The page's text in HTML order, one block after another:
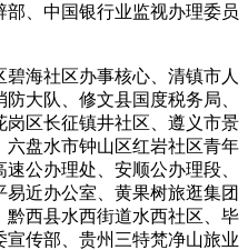
、中国银行业监视办理委员
海社区办事核心、清镇市人
大队、修文县国度税务局、
区长征镇井社区、遵义市景
盘水市钟山区红岩社区青年
公办理处、安顺公办理段、
近办公室、黄果树旅逛集团
黔西县水西街道水西社区、毕
传部、贵州三特梵净山旅业